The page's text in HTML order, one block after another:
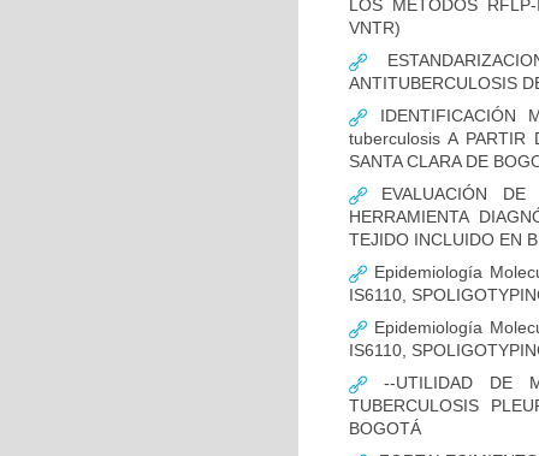
LOS MÉTODOS
VNTR)
ANTITUBERCULOSIS
IDENTIFICACIÓN
tuberculosis A PARTIR
SANTA CLARA DE
EVALUACIÓN DE
HERRAMIENTA
TEJIDO INCLUIDO EN
Epidemiología
IS6110,
Epidemiología
IS6110,
--UTILIDAD DE
TUBERCULOSIS
BOGOTÁ